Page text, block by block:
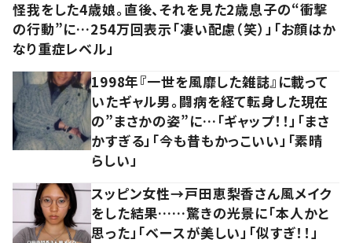
怪我をした4歳娘。直後、それを見た2歳息子の“衝撃
の行動”に…254万回表示「凄い配慮（笑）」「お顔はか
なり重症レベル」
1998年『一世を風靡した雑誌』に載って
いたギャル男。闘病を経て転身した現在
の”まさかの姿”に…「ギャップ！！」「まさ
かすぎる」「今も昔もかっこいい」「素晴
らしい」
スッピン女性→戸田恵梨香さん風メイク
をした結果……驚きの光景に「本人かと
思った」「ベースが美しい」「似すぎ！！」